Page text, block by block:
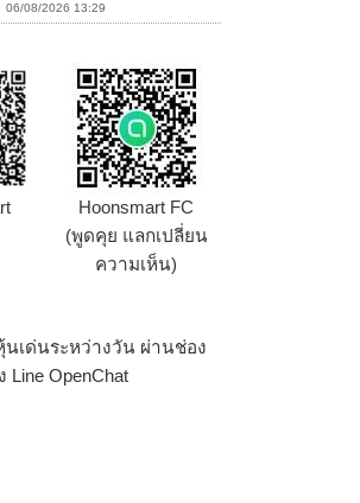
06/08/2026 13:29
Hoonsmart FC
(พูดคุย แลกเปลี่ยน
ความเห็น)
เด่นระหว่างวัน ผ่านช่อง
Line OpenChat